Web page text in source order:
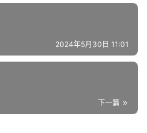
2024年5月30日 11:01
下一篇